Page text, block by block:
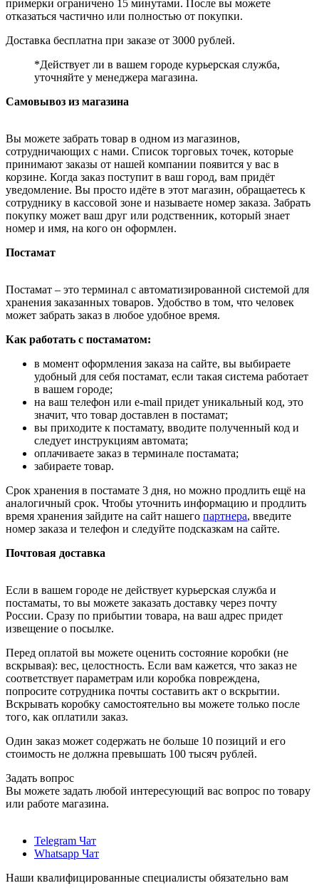
примерки ограничено 15 минутами. После вы можете
отказаться частично или полностью от покупки.
Доставка бесплатна при заказе от 3000 рублей.
*Действует ли в вашем городе курьерская служба,
уточняйте у менеджера магазина.
Самовывоз из магазина
Вы можете забрать товар в одном из магазинов,
сотрудничающих с нами. Список торговых точек, которые
принимают заказы от нашей компании появится у вас в
корзине. Когда заказ поступит в ваш город, вам придёт
уведомление. Вы просто идёте в этот магазин, обращаетесь к
сотруднику в кассовой зоне и называете номер заказа. Забрать
покупку может ваш друг или родственник, который знает
номер и имя, на кого он оформлен.
Постамат
Постамат – это терминал с автоматизированной системой для
хранения заказанных товаров. Удобство в том, что человек
может забрать заказ в любое удобное время.
Как работать с постаматом:
в момент оформления заказа на сайте, вы выбираете
удобный для себя постамат, если такая система работает
в вашем городе;
на ваш телефон или e-mail придет уникальный код, это
значит, что товар доставлен в постамат;
вы приходите к постамату, вводите полученный код и
следует инструкциям автомата;
оплачиваете заказ в терминале постамата;
забираете товар.
Срок хранения в постамате 3 дня, но можно продлить ещё на
аналогичный срок. Чтобы уточнить информацию и продлить
время хранения зайдите на сайт нашего партнера, введите
номер заказа и телефон и следуйте подсказкам на сайте.
Почтовая доставка
Если в вашем городе не действует курьерская служба и
постаматы, то вы можете заказать доставку через почту
России. Сразу по прибытии товара, на ваш адрес придет
извещение о посылке.
Перед оплатой вы можете оценить состояние коробки (не
вскрывая): вес, целостность. Если вам кажется, что заказ не
соответствует параметрам или коробка повреждена,
попросите сотрудника почты составить акт о вскрытии.
Вскрывать коробку самостоятельно вы можете только после
того, как оплатили заказ.
Один заказ может содержать не больше 10 позиций и его
стоимость не должна превышать 100 тысяч рублей.
Задать вопрос
Вы можете задать любой интересующий вас вопрос по товару
или работе магазина.
Telegram Чат
Whatsapp Чат
Наши квалифицированные специалисты обязательно вам